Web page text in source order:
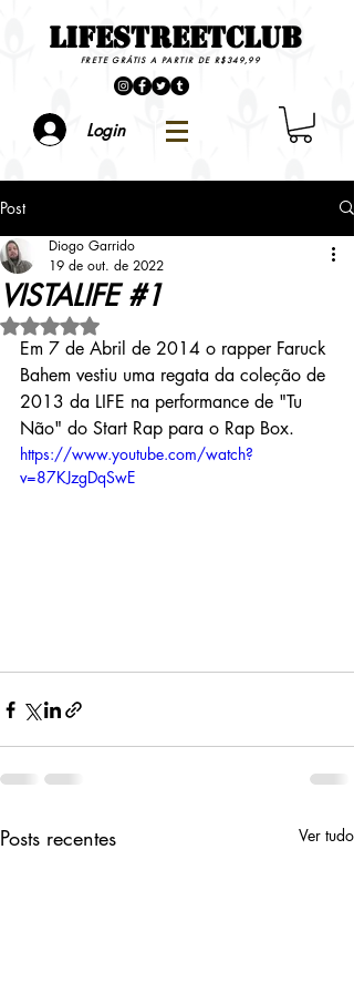
LIFESTREETCLUB
FRETE GRÁTIS A PARTIR DE R$349,99
Login
Post
VISTALIFE #1
Diogo Garrido
19 de out. de 2022
Avaliado com NaN de 5 estrelas.
Em 7 de Abril de 2014 o rapper Faruck
Bahem vestiu uma regata da coleção de
2013 da LIFE na performance de "Tu
Não" do Start Rap para o Rap Box.
https://www.youtube.com/watch?
v=87KJzgDqSwE
Posts recentes Ver tudo